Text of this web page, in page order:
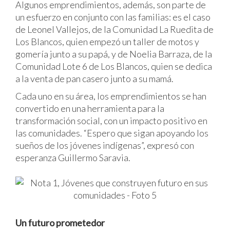
Algunos emprendimientos, además, son parte de
un esfuerzo en conjunto con las familias: es el caso
de Leonel Vallejos, de la Comunidad La Ruedita de
Los Blancos, quien empezó un taller de motos y
gomería junto a su papá, y de Noelia Barraza, de la
Comunidad Lote 6 de Los Blancos, quien se dedica
a la venta de pan casero junto a su mamá.
Cada uno en su área, los emprendimientos se han
convertido en una herramienta para la
transformación social, con un impacto positivo en
las comunidades. “Espero que sigan apoyando los
sueños de los jóvenes indígenas”, expresó con
esperanza Guillermo Saravia.
Un futuro prometedor